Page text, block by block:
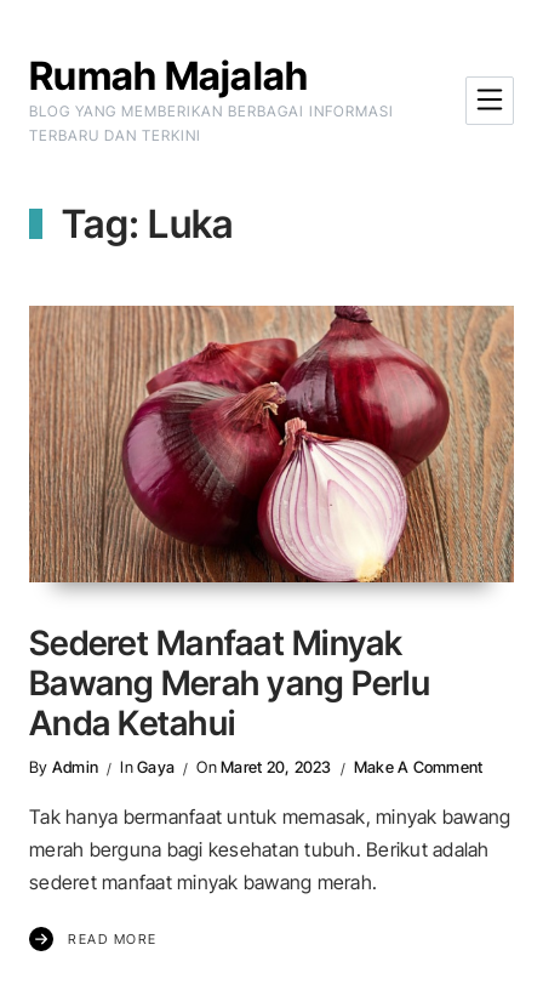
Rumah Majalah
BLOG YANG MEMBERIKAN BERBAGAI INFORMASI
TERBARU DAN TERKINI
Tag: Luka
Sederet Manfaat Minyak
Bawang Merah yang Perlu
Anda Ketahui
By Admin InGaya OnMaret 20, 2023 Make A CommentOn
Tak hanya bermanfaat untuk memasak, minyak bawang
merah berguna bagi kesehatan tubuh. Berikut adalah
sederet manfaat minyak bawang merah.
READ MORE